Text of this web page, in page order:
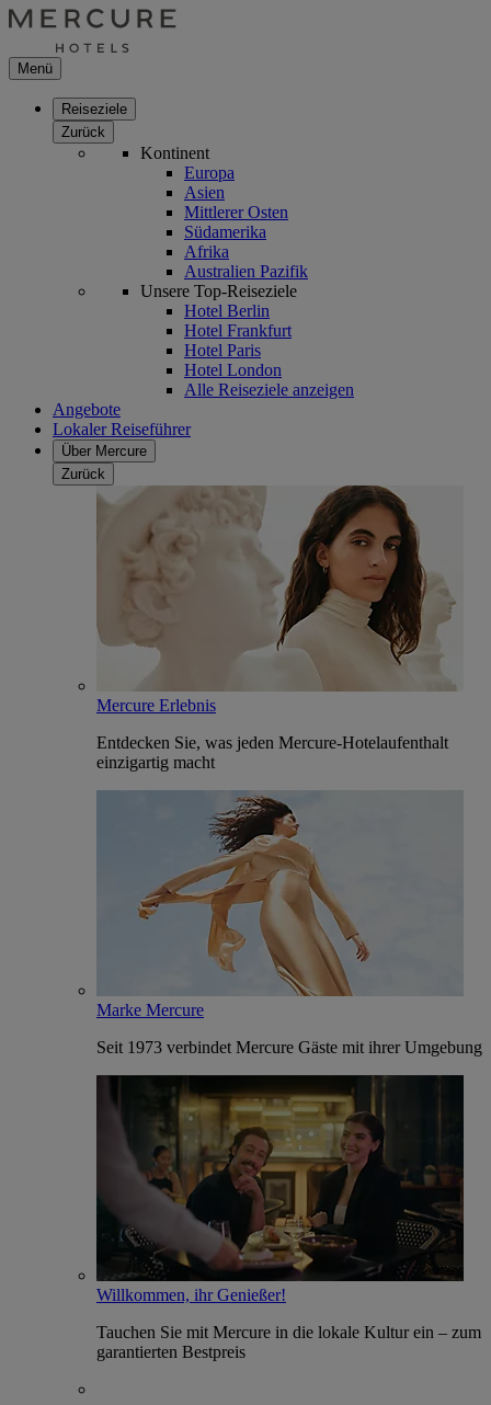
Menü
Reiseziele
Zurück
Kontinent
Europa
Asien
Mittlerer Osten
Südamerika
Afrika
Australien Pazifik
Unsere Top-Reiseziele
Hotel Berlin
Hotel Frankfurt
Hotel Paris
Hotel London
Alle Reiseziele anzeigen
Angebote
Lokaler Reiseführer
Über Mercure
Zurück
Mercure Erlebnis
Entdecken Sie, was jeden Mercure-Hotelaufenthalt
einzigartig macht
Marke Mercure
Seit 1973 verbindet Mercure Gäste mit ihrer Umgebung
Willkommen, ihr Genießer!
Tauchen Sie mit Mercure in die lokale Kultur ein – zum
garantierten Bestpreis